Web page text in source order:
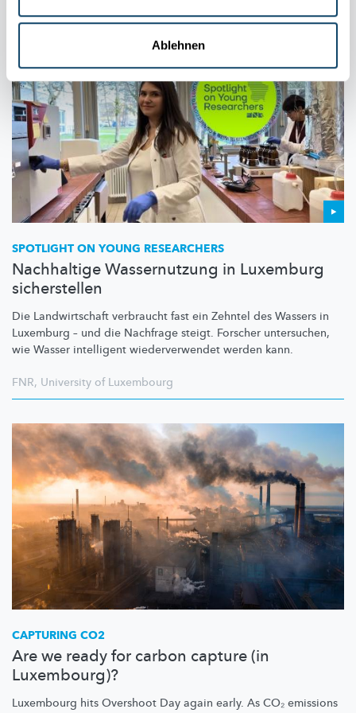
Ablehnen
SPOTLIGHT ON YOUNG RESEARCHERS
Nachhaltige Wassernutzung in Luxemburg
sicherstellen
Die Landwirtschaft verbraucht fast ein Zehntel des Wassers in
Luxemburg – und die Nachfrage steigt. Forscher untersuchen,
wie Wasser intelligent wiederverwendet werden kann.
FNR, University of Luxembourg
CAPTURING CO2
Are we ready for carbon capture (in
Luxembourg)?
Luxembourg hits Overshoot Day again early. As CO₂ emissions